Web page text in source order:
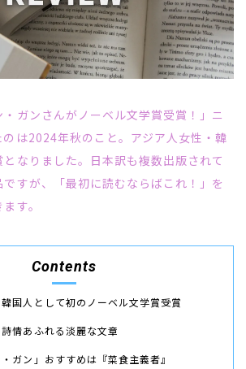
・ガンさんがノーベル文学賞受賞！」ニ
のは2024年秋のこと。アジア人女性・韓
なりました。日本訳も複数出版されて
すが、「最初に読むならばこれ！」を
す。
Contents
国人として初のノーベル文学賞受賞
情あふれる淡麗な文章
・ガン」おすすめは『菜食主義者』